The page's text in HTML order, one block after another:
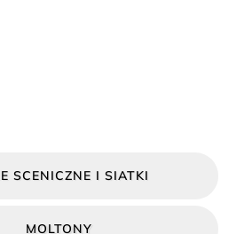
SCENICZNE I SIATKI
MOLTONY